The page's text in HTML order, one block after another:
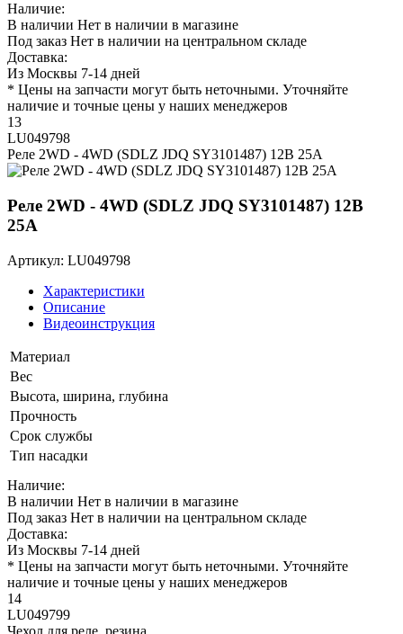
Наличие:
В наличии Нет в наличии в магазине
Под заказ Нет в наличии на центральном складе
Доставка:
Из Москвы 7-14 дней
* Цены на запчасти могут быть неточными. Уточняйте
наличие и точные цены у наших менеджеров
13
LU049798
Реле 2WD - 4WD (SDLZ JDQ SY3101487) 12В 25A
Реле 2WD - 4WD (SDLZ JDQ SY3101487) 12В
25A
Артикул: LU049798
Характеристики
Описание
Видеоинструкция
Материал
Вес
Высота, ширина, глубина
Прочность
Срок службы
Тип насадки
Наличие:
В наличии Нет в наличии в магазине
Под заказ Нет в наличии на центральном складе
Доставка:
Из Москвы 7-14 дней
* Цены на запчасти могут быть неточными. Уточняйте
наличие и точные цены у наших менеджеров
14
LU049799
Чехол для реле, резина